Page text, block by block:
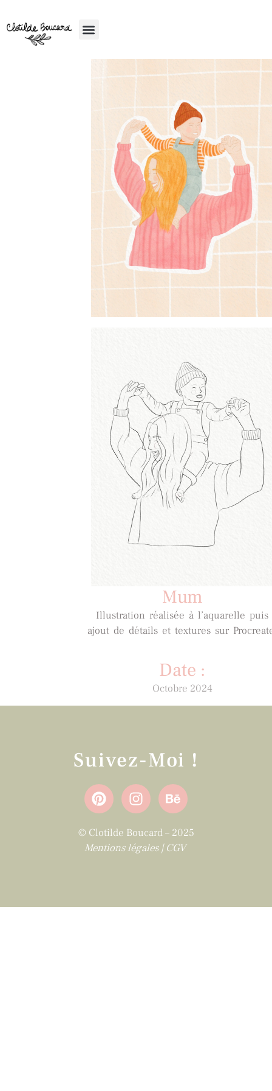
Mum
Illustration réalisée à l’aquarelle puis
ajout de détails et textures sur
Date :
Octobre 2024
Suivez-Moi !
© Clotilde Boucard – 2025
Mentions légales|CGV